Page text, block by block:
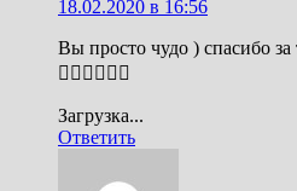
18.02.2020 в 16:56
Вы просто чудо ) спасибо за
👍🏻👍🏻👍🏻
Загрузка...
Ответить